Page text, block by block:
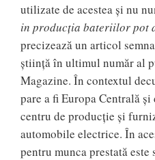
utilizate de acestea şi nu
in producţia bateriilor pot
precizează un articol
ştiinţă în ultimul număr al
Magazine. În contextul
pare a fi Europa Centrală
centru de producţie şi
automobile electrice. În
pentru munca prestată